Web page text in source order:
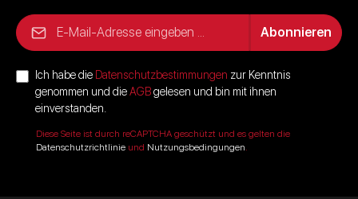
E-Mail-Adresse*
Abonnieren
Ich habe die Datenschutzbestimmungen zur Kenntnis
genommen und dieAGBgelesen und bin mit ihnen
einverstanden.
Diese Seite ist durch reCAPTCHA geschützt und es gelten die
Datenschutzrichtlinie und Nutzungsbedingungen.